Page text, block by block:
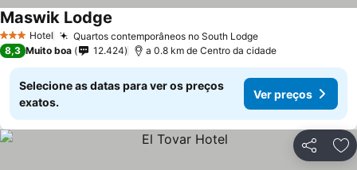
3 EstrelasHotel Quartos contemporâneos no South Lodge
Maswik Lodge
8,3 Muito boa 12.424 a 0.8 km de Centro da cidade
Selecione as datas para ver os preços
exatos.
Ver preços
Partilhar